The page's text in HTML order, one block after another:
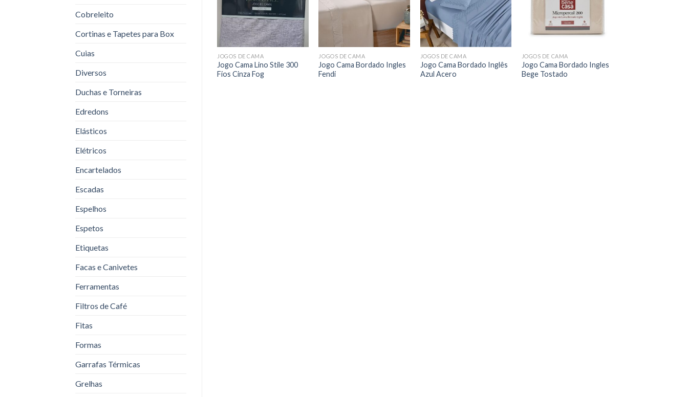
JOGOS DE CAMA
Jogo Cama Lino Stile 300
Fios Cinza Fog
JOGOS DE CAMA
Jogo Cama Bordado Ingles
Fendi
JOGOS DE CAMA
Jogo Cama Bordado Inglês
Azul Acero
JOGOS DE CAMA
Jogo Cama Bordado Ingles
Bege Tostado
Cobreleito
Cortinas e Tapetes para Box
Cuias
Diversos
Duchas e Torneiras
Edredons
Elásticos
Elétricos
Encartelados
Escadas
Espelhos
Espetos
Etiquetas
Facas e Canivetes
Ferramentas
Filtros de Café
Fitas
Formas
Garrafas Térmicas
Grelhas